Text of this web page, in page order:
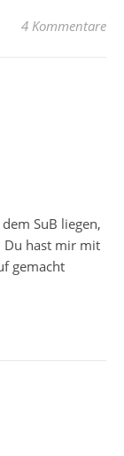
4 Kommentare
SuB liegen,
Du hast mir mit
gemacht